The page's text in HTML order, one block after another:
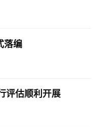
落编
评估顺利开展